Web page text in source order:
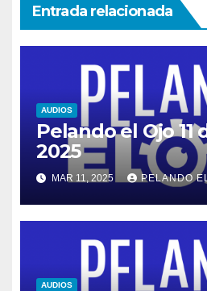
Entrada relacionada
AUDIOS
Pelando el Ojo 11
2025
MAR 11, 2025 PELANDO
AUDIOS